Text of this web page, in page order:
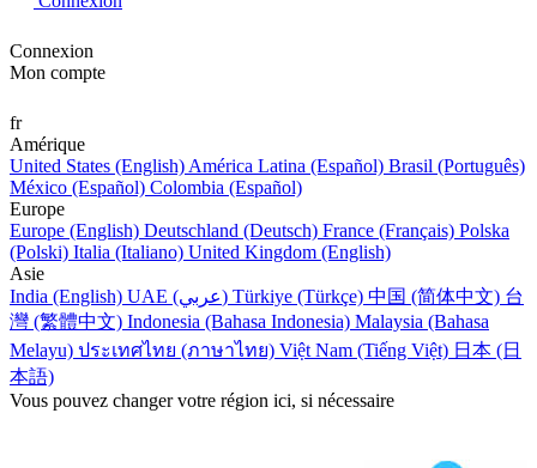
Connexion
Mon compte
fr
Amérique
United States (English) América Latina (Español) Brasil (Português)
México (Español) Colombia (Español)
Europe
Europe (English) Deutschland (Deutsch) France (Français) Polska
(Polski) Italia (Italiano) United Kingdom (English)
Asie
India (English)
UAE (عربي) Türkiye (Türkçe) 中国 (简体中文) 台
灣 (繁體中文) Indonesia (Bahasa Indonesia) Malaysia (Bahasa
Melayu) ประเทศไทย (ภาษาไทย) Việt Nam (Tiếng Việt) 日本 (日
本語)
Vous pouvez changer votre région ici, si nécessaire